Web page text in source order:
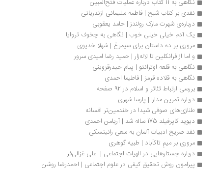
نگاهی به 11 کتاب درباره عملیات فتح‌المبین
نقدی بر کتاب شبح | فاطمه سلیمانی ازندریانی
درباره‌ی شهرت مارک رولندز | حامد یعقوبی
یک آدم خیلی خیلی خوب | نگاهی به چخوف تروایا
مروری بر ده داستان برای سیمرغ | شهلا خدیوی
و اما از فرانکلین تا لاله‌زار | حمید رضا امیدی سرور
نگاهی به قلعه اوترانتو | پیام حیدرقزوینی
نگاهی به قلاده قرمز | فاطیما احمدی
بررسی ارتباط تئاتر و اسلام در 92 صفحه
درباره تمرین مدارا | پارسا شهری
طنازی‌های صوفی شیدا در خندمین‌تر افسانه
دیوید کاپرفیلد 175 ساله شد | آریامن احمدی
نقد صریح ادبیات آلمان به سعی رانیتسکی
مروری بر میمِ تاکآباد | طبیه گوهری
درباره جستارهایی در الهیات اجتماعی |  علی غزالی‌فر
پیرامون روش تحقیق کیفی در علوم اجتماعی | احمدرضا روشن